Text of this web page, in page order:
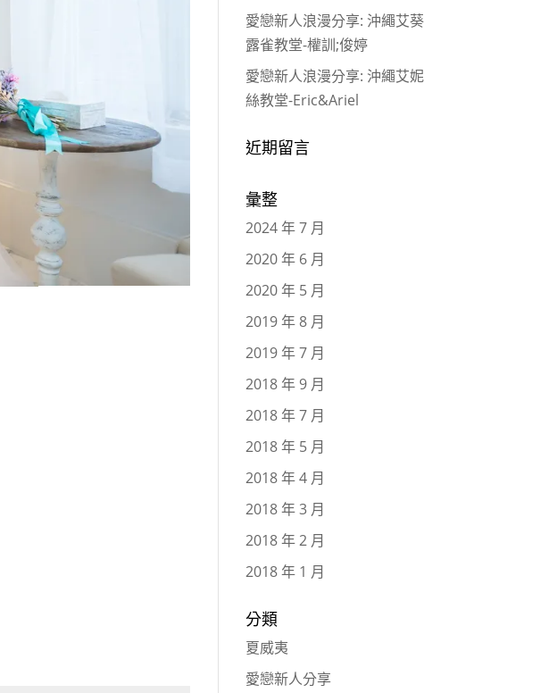
愛戀新人浪漫分享: 沖繩艾葵
露雀教堂-權訓;俊婷
愛戀新人浪漫分享: 沖繩艾妮
絲教堂-Eric&Ariel
近期留言
彙整
2024 年 7 月
2020 年 6 月
2020 年 5 月
2019 年 8 月
2019 年 7 月
2018 年 9 月
2018 年 7 月
2018 年 5 月
2018 年 4 月
2018 年 3 月
2018 年 2 月
2018 年 1 月
分類
夏威夷
愛戀新人分享